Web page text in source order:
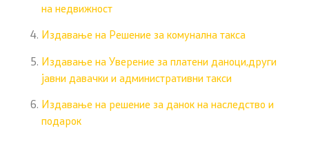
на недвижност
Издавање на Решение за комунална такса
Издавање на Уверение за платени даноци,други
јавни давачки и административни такси
Издавање на решение за данок на наследство и
подарок